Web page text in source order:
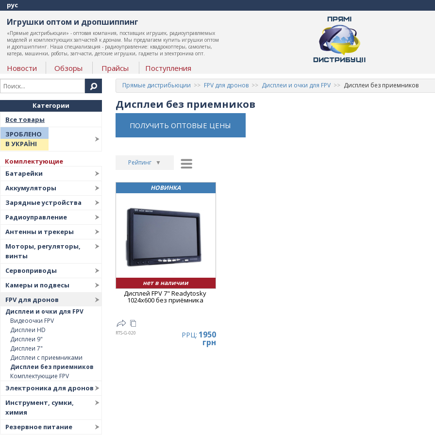
рус
Игрушки оптом и дропшиппинг
«Прямые дистрибьюции» - оптовая компания, поставщик игрушек, радиоуправляемых
моделей и комплектующих запчастей к дронам. Мы предлагаем купить игрушки оптом
и дропшиппинг. Наша специализация - радиоуправление: квадрокоптеры, самолеты,
катера, машинки, роботы, запчасти, детские игрушки, гаджеты и электроника опт.
Новости Обзоры Прайсы Поступления
Категории
Все товары
ЗРОБЛЕНО
В УКРАЇНІ
Комплектующие
Батарейки
Аккумуляторы
Зарядные устройства
Радиоуправление
Антенны и трекеры
Моторы, регуляторы,
винты
Сервоприводы
Камеры и подвесы
FPV для дронов
Дисплеи и очки для FPV
Видеоочки FPV
Дисплеи HD
Дисплеи 9"
Дисплеи 7"
Дисплеи с приемниками
Дисплеи без приемников
Комплектующие FPV
Электроника для дронов
Инструмент, сумки,
химия
Резервное питание
Прямые дистрибьюции FPV для дронов Дисплеи и очки для FPV Дисплеи без приемников
Дисплеи без приемников
ПОЛУЧИТЬ ОПТОВЫЕ ЦЕНЫ
Рейтинг ▼
Дата ▲
Дата
НОВИНКА
нет в наличии
Дисплей FPV 7" Readytosky
1024x600 без приёмника
RTS-G-020 РРЦ: 1950
грн